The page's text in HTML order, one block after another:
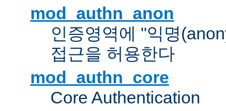
mod_authn_anon
인증영역에 "익명
접근을 허용한다
mod_authn_core
Core Authentication